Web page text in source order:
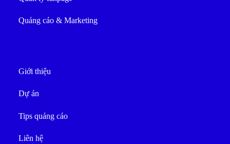
Quảng cáo & Marketing
Giới thiệu
Dự án
Tips quảng cáo
Liên hệ